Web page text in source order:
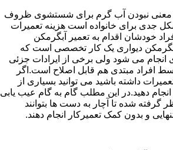
معنی نبودن آب گرم برای شستشوی ظروف
جدی برای خانواده است هزینه تعمیرات
خودشان اقدام به تعمیر آبگرمکن
دیواری یک کار تخصصی است که
انجام می شود ولی برخی از ایرادات جزئی
افراد مبتدی هم قابل اصلاح است.اگر
داشته باشید می توانید بسیاری از
دهید.در این مطلب گام به گام عیب یابی
گرفته شده تا آچار به دست ها بتوانند
و بدون کمک تعمیرکار انجام دهند.